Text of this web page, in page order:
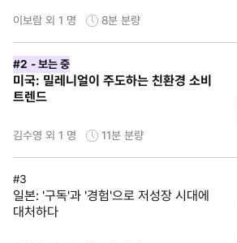
이보람 외 1 명 8분 분량
#2 - 보는 중
미국: 밀레니얼이 주도하는 친환경 소비
트렌드
김수영 외 1 명 11분 분량
#3
일본: '구독'과 '경험'으로 저성장 시대에
대처하다